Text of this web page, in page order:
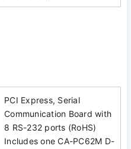
PCI Express, Serial
Communication Board with
8 RS-232 ports (RoHS)
Includes one CA-PC62M D-